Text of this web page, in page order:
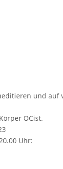
und auf
OCist.
Uhr: